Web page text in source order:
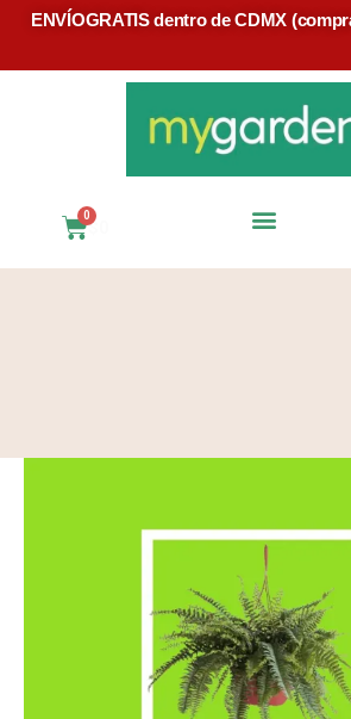
ENVÍOGRATIS dentro de CDMX
$